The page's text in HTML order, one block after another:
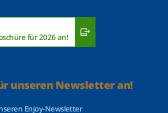
für 2026 an!
unseren Newsletter an!
Enjoy-Newsletter